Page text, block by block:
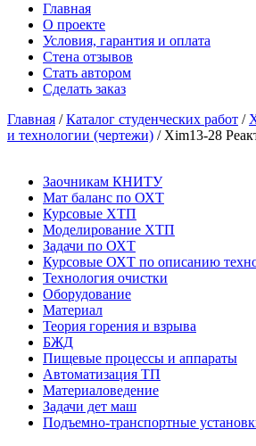
Главная
О проекте
Условия, гарантия и оплата
Стена отзывов
Стать автором
Сделать заказ
Главная /Каталог студенческих работ /
и технологии (чертежи) / Xim13-28
Заочникам КНИТУ
Мат баланс по ОХТ
Курсовые ХТП
Моделирование ХТП
Задачи по ОХТ
Курсовые ОХТ по описанию
Технология очистки
Оборудование
Материал
Теория горения и взрыва
БЖД
Пищевые процессы и аппараты
Автоматизация ТП
Материаловедение
Задачи дет маш
Подъемно-транспортные